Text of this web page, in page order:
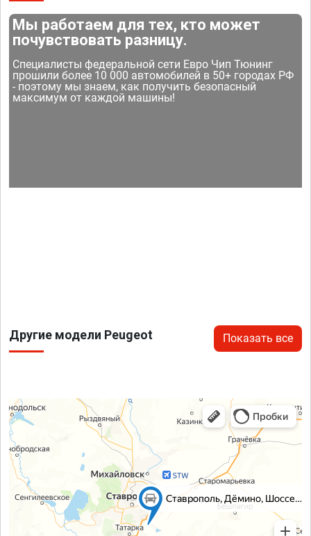
Мы работаем для тех, кто может
почувствовать разницу.
Специалисты федеральной сети Евро Чип Тюнинг
прошили более 10 000 автомобилей в 50+ городах РФ
- поэтому мы знаем, как получить безопасный
максимум от каждой машины!
Другие модели Peugeot Показать все